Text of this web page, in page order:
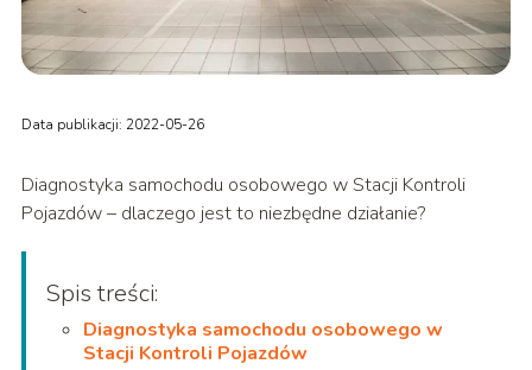
Data publikacji: 2022-05-26
Diagnostyka samochodu osobowego w Stacji Kontroli
Pojazdów – dlaczego jest to niezbędne działanie?
Spis treści:
Diagnostyka samochodu osobowego w
Stacji Kontroli Pojazdów